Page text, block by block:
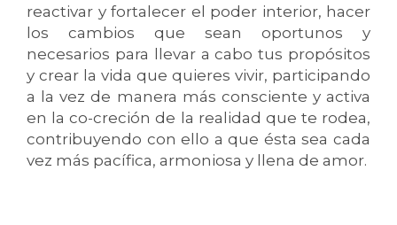
reactivar y fortalecer el poder interior, hacer
los cambios que sean oportunos y
necesarios para llevar a cabo tus propósitos
y crear la vida que quieres vivir, participando
a la vez de manera más consciente y activa
en la co-creción de la realidad que te rodea,
contribuyendo con ello a que ésta sea cada
vez más pacífica, armoniosa y llena de amor.